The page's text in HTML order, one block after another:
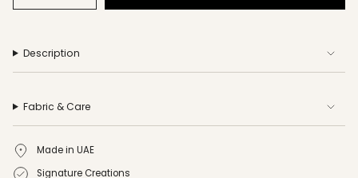
Description
Fabric & Care
Made in UAE
Signature Creations